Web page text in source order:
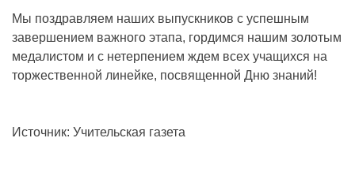
Мы поздравляем наших выпускников с успешным
завершением важного этапа, гордимся нашим золотым
медалистом и с нетерпением ждем всех учащихся на
торжественной линейке, посвященной Дню знаний!
Источник: Учительская газета